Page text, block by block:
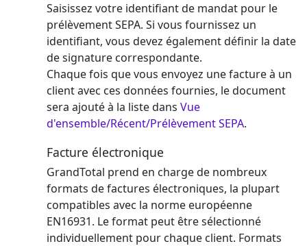
Saisissez votre identifiant de mandat pour le
prélèvement SEPA. Si vous fournissez un
identifiant, vous devez également définir la date
de signature correspondante.
Chaque fois que vous envoyez une facture à un
client avec ces données fournies, le document
sera ajouté à la liste dans Vue
d'ensemble/Récent/Prélèvement SEPA.
Facture électronique
GrandTotal prend en charge de nombreux
formats de factures électroniques, la plupart
compatibles avec la norme européenne
EN16931. Le format peut être sélectionné
individuellement pour chaque client. Formats